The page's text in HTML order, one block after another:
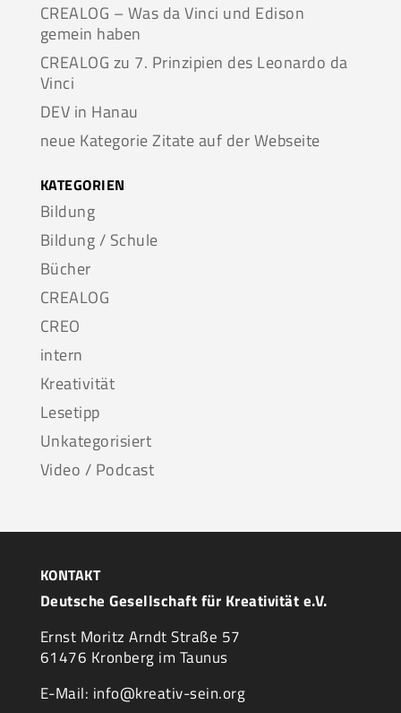
CREALOG – Was da Vinci und Edison
gemein haben
CREALOG zu 7. Prinzipien des Leonardo da
Vinci
DEV in Hanau
neue Kategorie Zitate auf der Webseite
KATEGORIEN
Bildung
Bildung / Schule
Bücher
CREALOG
CREO
intern
Kreativität
Lesetipp
Unkategorisiert
Video / Podcast
KONTAKT
Deutsche Gesellschaft für Kreativität e.V.
Ernst Moritz Arndt Straße 57
61476 Kronberg im Taunus
E-Mail: info@kreativ-sein.org